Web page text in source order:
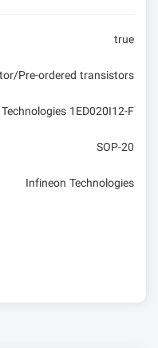
نوشتن
مدهای PWM در تایمر کانتر صفر ATMEGA32
true
Pre-ordered transistors
1ED020I12-F
SOP-20
Infineon Technologies